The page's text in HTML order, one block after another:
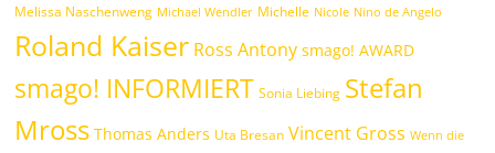
Melissa Naschenweng Michael Wendler Michelle Nicole Nino de Angelo
Roland Kaiser Ross Antony smago! AWARD
smago! INFORMIERT Sonia Liebing Stefan
Mross Thomas Anders Uta Bresan Vincent Gross Wenn die